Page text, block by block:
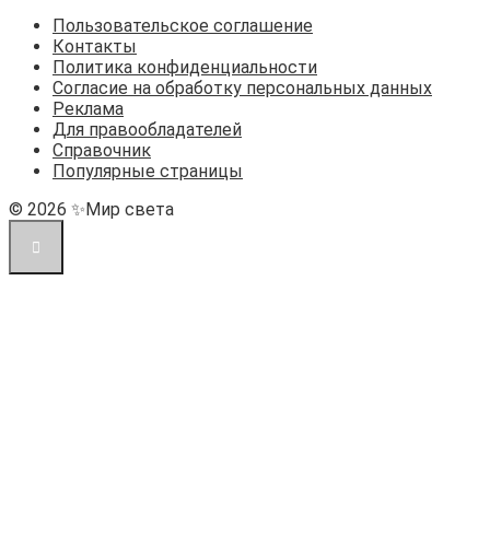
Пользовательское соглашение
Контакты
Политика конфиденциальности
Согласие на обработку персональных данных
Реклама
Для правообладателей
Справочник
Популярные страницы
© 2026 ✨Мир света